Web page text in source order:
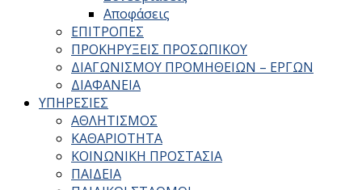
Αποφάσεις
ΕΠΙΤΡΟΠΕΣ
ΠΡΟΚΗΡΥΞΕΙΣ ΠΡΟΣΩΠΙΚΟΥ
ΔΙΑΓΩΝΙΣΜΟΥ ΠΡΟΜΗΘΕΙΩΝ – ΕΡΓΩΝ
ΔΙΑΦΑΝΕΙΑ
ΥΠΗΡΕΣΙΕΣ
ΑΘΛΗΤΙΣΜΟΣ
ΚΑΘΑΡΙΟΤΗΤΑ
ΚΟΙΝΩΝΙΚΗ ΠΡΟΣΤΑΣΙΑ
ΠΑΙΔΕΙΑ